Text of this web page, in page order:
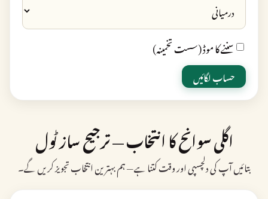
سننے کا موڈ (سست تخمینہ)
حساب لگائیں
اگلی سوانح کا انتخاب — ترجیح ساز ٹول
بتائیں آپ کی دلچسپی اور وقت کتنا ہے — ہم بہترین انتخاب تجویز کریں گے۔